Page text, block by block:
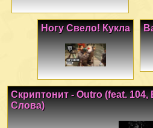
Ногу Свело! Кукла
Скриптонит - Outro (feat. 104,
Слова)